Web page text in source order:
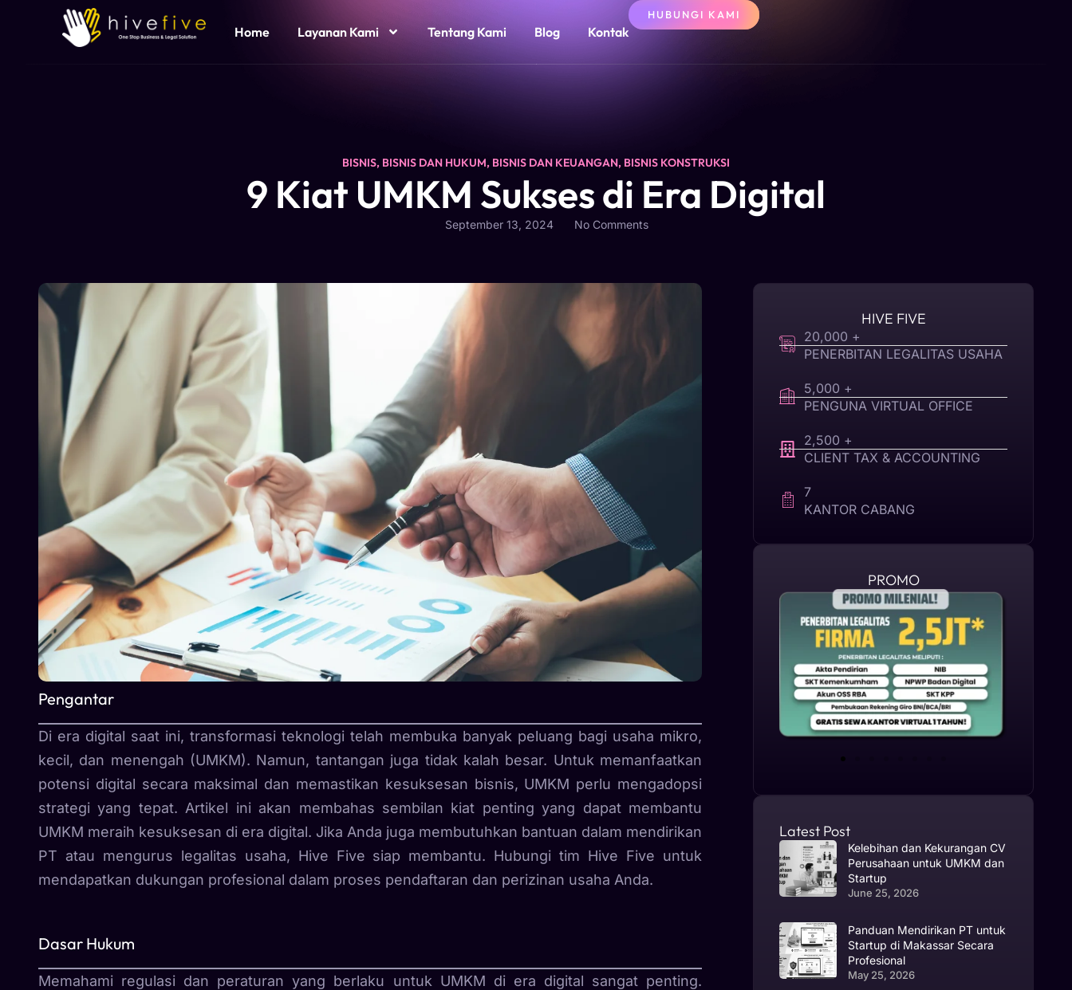
Home Layanan Kami Tentang Kami Blog Kontak
HUBUNGI KAMI
BISNIS, BISNIS DAN HUKUM, BISNIS DAN KEUANGAN, BISNIS KONSTRUKSI
9 Kiat UMKM Sukses di Era Digital
September 13, 2024 No Comments
Pengantar
Di era digital saat ini, transformasi teknologi telah membuka banyak peluang bagi usaha mikro,
kecil, dan menengah (UMKM). Namun, tantangan juga tidak kalah besar. Untuk memanfaatkan
potensi digital secara maksimal dan memastikan kesuksesan bisnis, UMKM perlu mengadopsi
strategi yang tepat. Artikel ini akan membahas sembilan kiat penting yang dapat membantu
UMKM meraih kesuksesan di era digital. Jika Anda juga membutuhkan bantuan dalam mendirikan
PT atau mengurus legalitas usaha, Hive Five siap membantu. Hubungi tim Hive Five untuk
mendapatkan dukungan profesional dalam proses pendaftaran dan perizinan usaha Anda.
Dasar Hukum
Memahami regulasi dan peraturan yang berlaku untuk UMKM di era digital sangat penting.
HIVE FIVE
20,000 +
PENERBITAN LEGALITAS USAHA
5,000 +
PENGUNA VIRTUAL OFFICE
2,500 +
CLIENT TAX & ACCOUNTING
7
KANTOR CABANG
PROMO
Latest Post
Kelebihan dan Kekurangan CV
Perusahaan untuk UMKM dan
Startup
June 25, 2026
Panduan Mendirikan PT untuk
Startup di Makassar Secara
Profesional
May 25, 2026